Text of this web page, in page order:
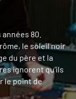
80.
le soleil noir
du père et la
ignorent qu’ils
le point de